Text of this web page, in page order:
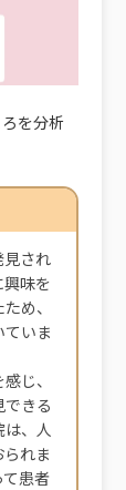
を分析
見され
興味を
め、
ていま
じ、
できる
は、人
れま
患者